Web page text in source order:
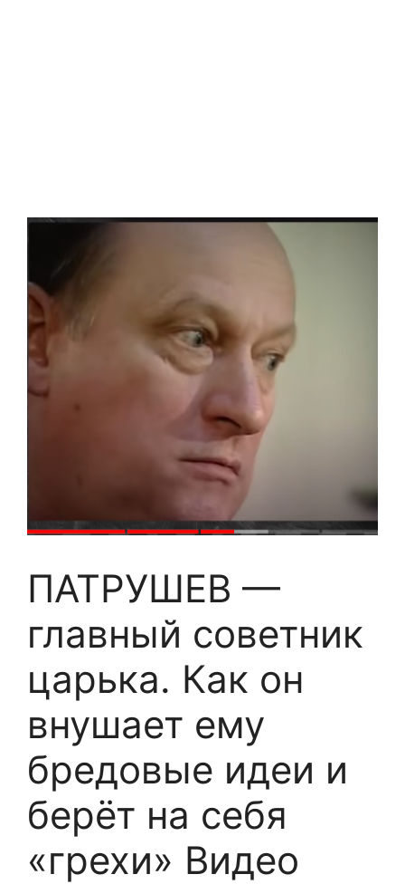
ПАТРУШЕВ —
главный советник
царька. Как он
внушает ему
бредовые идеи и
берёт на себя
«грехи» Видео